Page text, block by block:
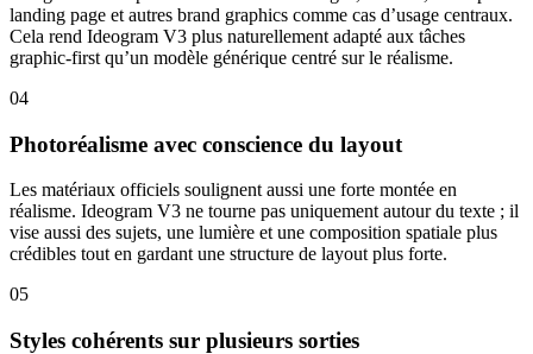
landing page et autres brand graphics comme cas d’usage centraux.
Cela rend Ideogram V3 plus naturellement adapté aux tâches
graphic-first qu’un modèle générique centré sur le réalisme.
04
Photoréalisme avec conscience du layout
Les matériaux officiels soulignent aussi une forte montée en
réalisme. Ideogram V3 ne tourne pas uniquement autour du texte ; il
vise aussi des sujets, une lumière et une composition spatiale plus
crédibles tout en gardant une structure de layout plus forte.
05
Styles cohérents sur plusieurs sorties